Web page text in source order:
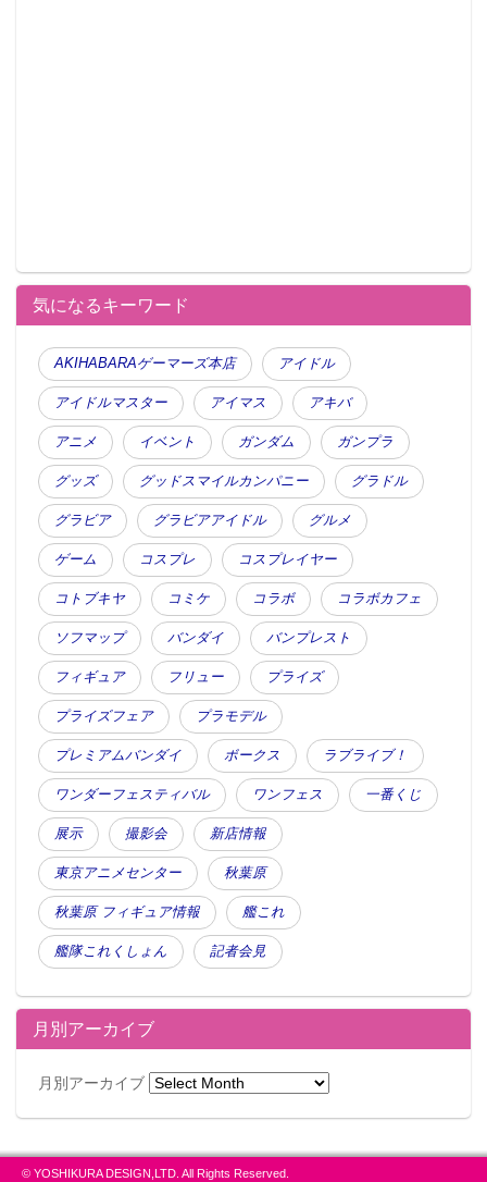
気になるキーワード
AKIHABARAゲーマーズ本店 アイドル
アイドルマスター アイマス アキバ
アニメ イベント ガンダム ガンプラ
グッズ グッドスマイルカンパニー グラドル
グラビア グラビアアイドル グルメ
ゲーム コスプレ コスプレイヤー
コトブキヤ コミケ コラボ コラボカフェ
ソフマップ バンダイ バンプレスト
フィギュア フリュー プライズ
プライズフェア プラモデル
プレミアムバンダイ ボークス ラブライブ！
ワンダーフェスティバル ワンフェス 一番くじ
展示 撮影会 新店情報
東京アニメセンター 秋葉原
秋葉原 フィギュア情報 艦これ
艦隊これくしょん 記者会見
月別アーカイブ
月別アーカイブ
© YOSHIKURA DESIGN,LTD. All Rights Reserved.